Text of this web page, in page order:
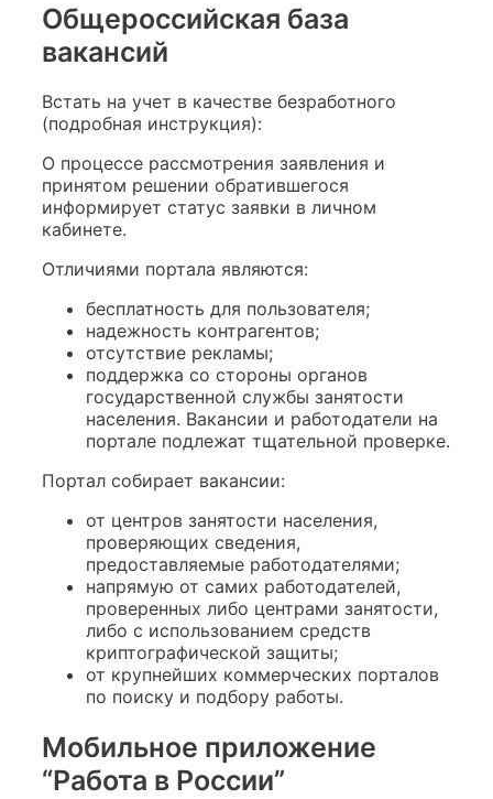
Общероссийская база
вакансий
Встать на учет в качестве безработного
(подробная инструкция):
О процессе рассмотрения заявления и
принятом решении обратившегося
информирует статус заявки в личном
кабинете.
Отличиями портала являются:
бесплатность для пользователя;
надежность контрагентов;
отсутствие рекламы;
поддержка со стороны органов
государственной службы занятости
населения. Вакансии и работодатели на
портале подлежат тщательной проверке.
Портал собирает вакансии:
от центров занятости населения,
проверяющих сведения,
предоставляемые работодателями;
напрямую от самих работодателей,
проверенных либо центрами занятости,
либо с использованием средств
криптографической защиты;
от крупнейших коммерческих порталов
по поиску и подбору работы.
Мобильное приложение
“Работа в России”